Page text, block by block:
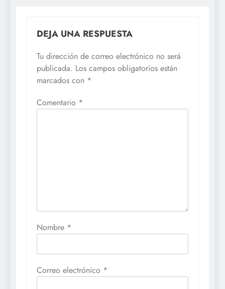
DEJA UNA RESPUESTA
Tu dirección de correo electrónico no será
publicada. Los campos obligatorios están
marcados con *
Comentario *
Nombre *
Correo electrónico *